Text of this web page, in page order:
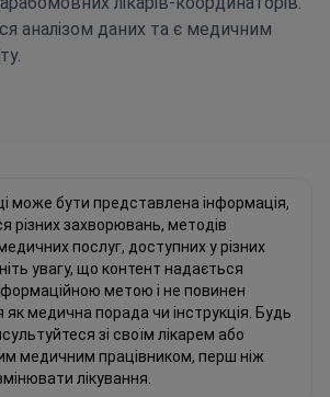
аналізом даних та є медичним
може бути представлена інформація,
різних захворювань, методів
послуг, доступних у різних
увагу, що контент надається
метою і не повинен
як медична порада чи інструкція. Будь
зі своїм лікарем або
медичним працівником, перш ніж
лікування.